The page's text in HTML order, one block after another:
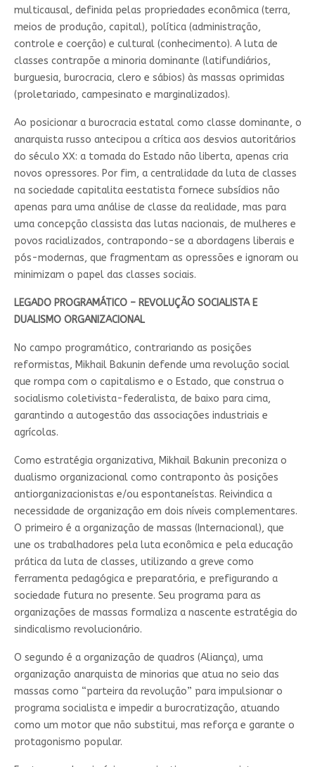
multicausal, definida pelas propriedades econômica (terra,
meios de produção, capital), política (administração,
controle e coerção) e cultural (conhecimento). A luta de
classes contrapõe a minoria dominante (latifundiários,
burguesia, burocracia, clero e sábios) às massas oprimidas
(proletariado, campesinato e marginalizados).
Ao posicionar a burocracia estatal como classe dominante, o
anarquista russo antecipou a crítica aos desvios autoritários
do século XX: a tomada do Estado não liberta, apenas cria
novos opressores. Por fim, a centralidade da luta de classes
na sociedade capitalita eestatista fornece subsídios não
apenas para uma análise de classe da realidade, mas para
uma concepção classista das lutas nacionais, de mulheres e
povos racializados, contrapondo-se a abordagens liberais e
pós-modernas, que fragmentam as opressões e ignoram ou
minimizam o papel das classes sociais.
LEGADO PROGRAMÁTICO – REVOLUÇÃO SOCIALISTA E
DUALISMO ORGANIZACIONAL
No campo programático, contrariando as posições
reformistas, Mikhail Bakunin defende uma revolução social
que rompa com o capitalismo e o Estado, que construa o
socialismo coletivista-federalista, de baixo para cima,
garantindo a autogestão das associações industriais e
agrícolas.
Como estratégia organizativa, Mikhail Bakunin preconiza o
dualismo organizacional como contraponto às posições
antiorganizacionistas e/ou espontaneístas. Reivindica a
necessidade de organização em dois níveis complementares.
O primeiro é a organização de massas (Internacional), que
une os trabalhadores pela luta econômica e pela educação
prática da luta de classes, utilizando a greve como
ferramenta pedagógica e preparatória, e prefigurando a
sociedade futura no presente. Seu programa para as
organizações de massas formaliza a nascente estratégia do
sindicalismo revolucionário.
O segundo é a organização de quadros (Aliança), uma
organização anarquista de minorias que atua no seio das
massas como “parteira da revolução” para impulsionar o
programa socialista e impedir a burocratização, atuando
como um motor que não substitui, mas reforça e garante o
protagonismo popular.